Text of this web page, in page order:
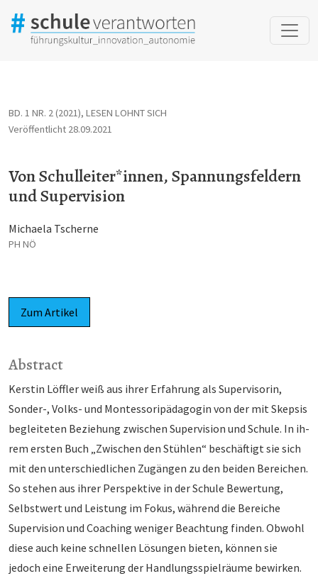
BD. 1 NR. 2 (2021), LESEN LOHNT SICH
Von Schulleiter*innen, Spannungsfeldern
und Supervision
Veröffentlicht 28.09.2021
Michaela Tscherne
PH NÖ
Zum Artikel
Abstract
Kerstin Löffler weiß aus ihrer Erfahrung als Supervisorin,
Sonder-, Volks- und Montessoripä­dagogin von der mit Skepsis
begleiteten Beziehung zwischen Supervision und Schule. In ih­
rem ersten Buch „Zwischen den Stühlen“ beschäftigt sie sich
mit den unterschiedlichen Zu­gängen zu den beiden Bereichen.
So stehen aus ihrer Perspektive in der Schule Bewertung,
Selbstwert und Leistung im Fokus, während die Bereiche
Supervision und Coaching weniger Beachtung finden. Obwohl
diese auch keine schnellen Lösungen bieten, können sie
jedoch eine Erweiterung der Handlungsspielräume bewirken.